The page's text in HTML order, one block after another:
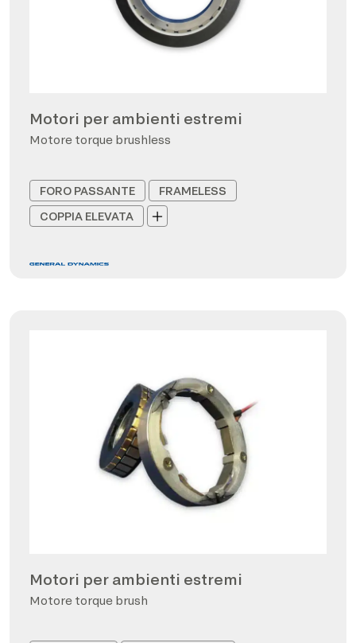
Motori per ambienti estremi
Motore torque brushless
FORO PASSANTE
FRAMELESS
COPPIA ELEVATA
Motori per ambienti estremi
Motore torque brush